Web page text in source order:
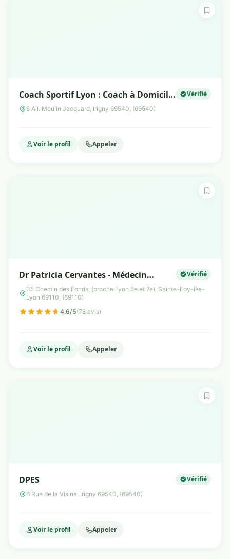
Coach Sportif Lyon : Coach à Domicile
Life & Coach
Vérifié
6 All. Moulin Jacquard, Irigny 69540, (69540)
Voir le profil Appeler
Dr Patricia Cervantes - Médecin
nutritionniste Lyon
Vérifié
35 Chemin des Fonds, (proche Lyon 5e et 7e), Sainte-Foy-lès-
Lyon 69110, (69110)
4.6/5(78 avis)
Voir le profil Appeler
DPES Vérifié
6 Rue de la Visina, Irigny 69540, (69540)
Voir le profil Appeler